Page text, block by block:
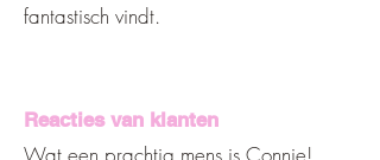
fantastisch vindt.
Reacties van klanten
Wat een prachtig mens is Connie!